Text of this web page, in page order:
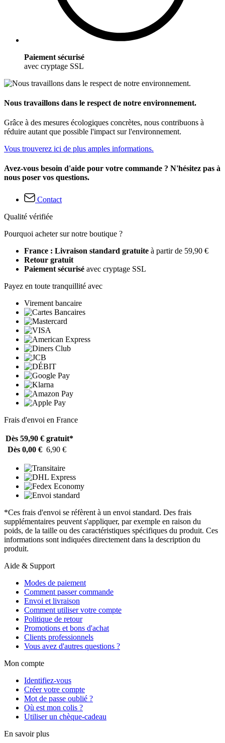
Paiement sécurisé
avec cryptage SSL
Nous travaillons dans le respect de notre environnement.
Grâce à des mesures écologiques concrètes, nous contribuons à
réduire autant que possible l'impact sur l'environnement.
Vous trouverez ici de plus amples informations.
Avez-vous besoin d'aide pour votre commande ? N'hésitez pas à
nous poser vos questions.
Contact
Qualité vérifiée
Pourquoi acheter sur notre boutique ?
France : Livraison standard gratuite à partir de 59,90 €
Retour gratuit
Paiement sécurisé avec cryptage SSL
Payez en toute tranquillité avec
Virement bancaire
Frais d'envoi en France
Dès 59,90 € gratuit*
Dès 0,00 € 6,90 €
*Ces frais d'envoi se réfèrent à un envoi standard. Des frais
supplémentaires peuvent s'appliquer, par exemple en raison du
poids, de la taille ou des caractéristiques spécifiques du produit. Ces
informations sont indiquées directement dans la description du
produit.
Aide & Support
Modes de paiement
Comment passer commande
Envoi et livraison
Comment utiliser votre compte
Politique de retour
Promotions et bons d'achat
Clients professionnels
Vous avez d'autres questions ?
Mon compte
Identifiez-vous
Créer votre compte
Mot de passe oublié ?
Où est mon colis ?
Utiliser un chèque-cadeau
En savoir plus